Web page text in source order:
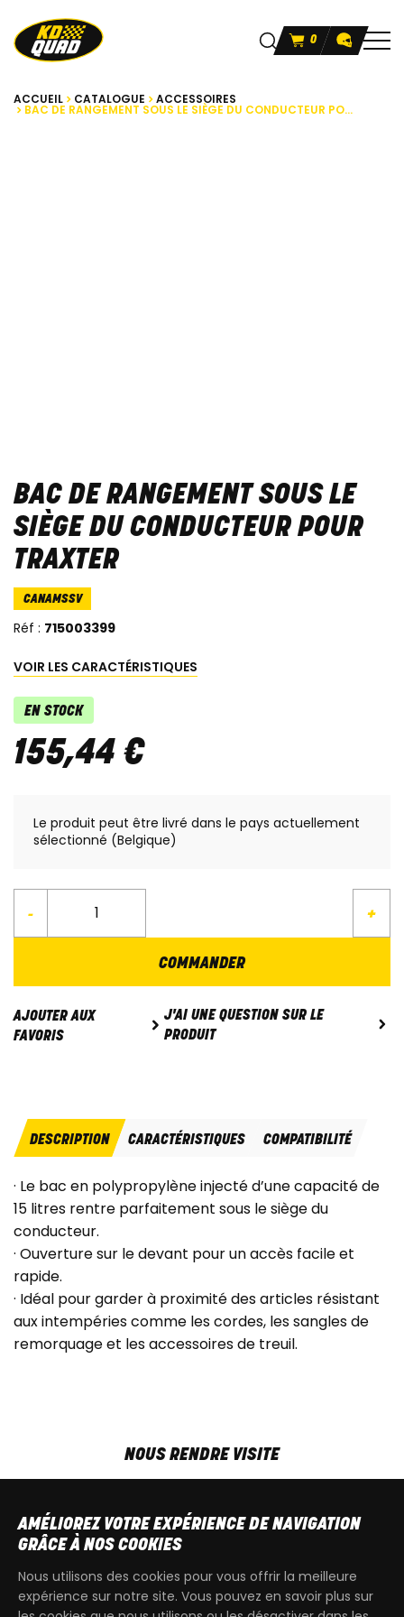
0
ACCUEIL CATALOGUE ACCESSOIRES
BAC DE RANGEMENT SOUS LE SIÈGE DU CONDUCTEUR PO...
BAC DE RANGEMENT SOUS LE
SIÈGE DU CONDUCTEUR POUR
TRAXTER
CANAMSSV
Réf : 715003399
VOIR LES CARACTÉRISTIQUES
EN STOCK
155,44 €
Le produit peut être livré dans le pays actuellement
sélectionné (Belgique)
- +
COMMANDER
AJOUTER AUX
FAVORIS
J'AI UNE QUESTION SUR LE
PRODUIT
DESCRIPTION CARACTÉRISTIQUES COMPATIBILITÉ
· Le bac en polypropylène injecté d’une capacité de
15 litres rentre parfaitement sous le siège du
conducteur.
· Ouverture sur le devant pour un accès facile et
rapide.
· Idéal pour garder à proximité des articles résistant
aux intempéries comme les cordes, les sangles de
remorquage et les accessoires de treuil.
NOUS RENDRE VISITE
SAM9h00 - 13h30
T+32 64 700 970
AMÉLIOREZ VOTRE EXPÉRIENCE DE NAVIGATION
GRÂCE À NOS COOKIES
Nous utilisons des cookies pour vous offrir la meilleure
expérience sur notre site. Vous pouvez en savoir plus sur